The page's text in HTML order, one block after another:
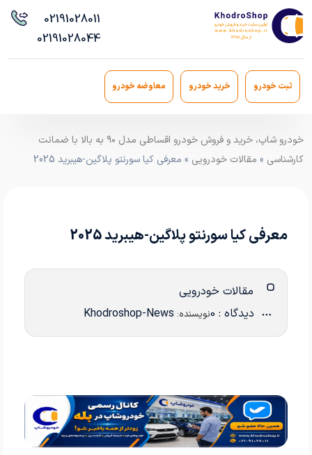
02191028011
02191028044
ثبت خودرو خرید خودرو معاوضه خودرو
خودرو شاپ، خرید و فروش خودرو اقساطی مدل ۹۰ به بالا با ضمانت
کارشناسی » مقالات خودرویی » معرفی کیا سورنتو پلاگین-هیبرید 2025
معرفی کیا سورنتو پلاگین-هیبرید 2025
مقالات خودرویی
دیدگاه : 0 نویسنده: Khodroshop-News